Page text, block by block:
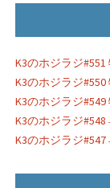
K3のホジラジ#551
K3のホジラジ#550
K3のホジラジ#549
K3のホジラジ#548
K3のホジラジ#547